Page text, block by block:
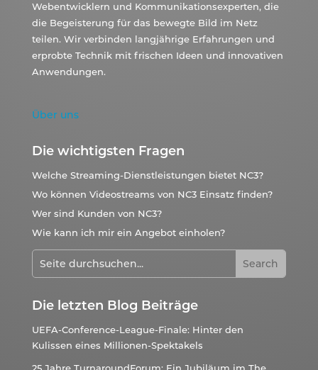
Webentwicklern und Kommunikationsexperten, die
die Begeisterung für das bewegte Bild im Netz
teilen. Wir verbinden langjährige Erfahrungen und
erprobte Technik mit frischen Ideen und innovativen
Anwendungen.
Über uns
Die wichtigsten Fragen
Welche Streaming-Dienstleistungen bietet NC3?
Wo können Videostreams von NC3 Einsatz finden?
Wer sind Kunden von NC3?
Wie kann ich mir ein Angebot einholen?
Die letzten Blog Beiträge
UEFA-Conference-League-Finale: Hinter den
Kulissen eines Millionen-Spektakels